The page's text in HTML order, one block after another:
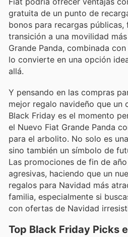
gratuita de un punto de
bonos para recargas públicas,
transición a una movilidad
Grande Panda, combinada
lo convierte en una opción
allá.
Y pensando en las compras
mejor regalo navideño que un
Black Friday es el momento
el Nuevo Fiat Grande Panda
para el arbolito. No solo es
sino también un símbolo de
Las promociones de fin de
agresivas, haciendo que un
regalos para Navidad más
familia, especialmente si
con ofertas de Navidad
Top Black Friday Picks